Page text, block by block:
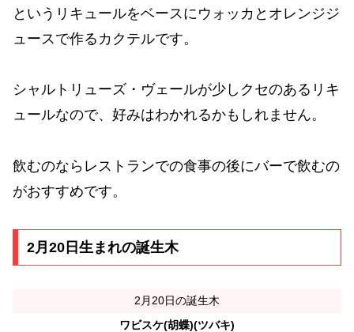
というリキュールをベースにウォッカとオレンジジ
ュースで作るカクテルです。
シャルトリューズ・ヴェールが少しクセのあるリキ
ュールなので、好みはわかれるかもしれません。
飲むのならレストランでの食事の後にバーで飲むの
がおすすめです。
2月20日生まれの誕生木
2月20日の誕生木
ワビスケ(胡蝶)(ツバキ)